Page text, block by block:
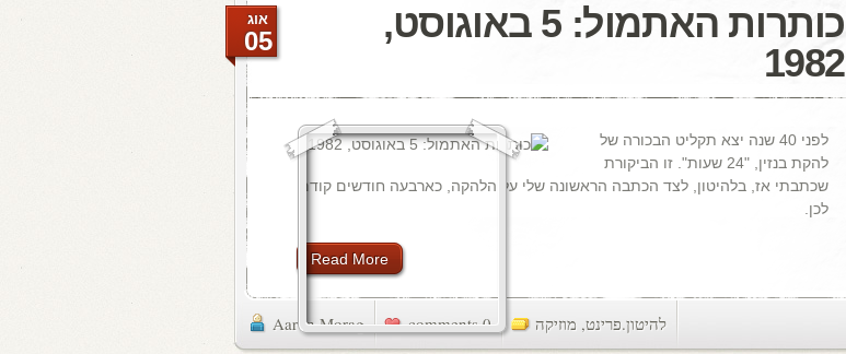
כותרות האתמול: 5 באוגוסט,
1982
אוג
05
לפני 40 שנה יצא תקליט הבכורה של
להקת בנזין, "24 שעות". זו הביקורת
שכתבתי אז, בלהיטון, לצד הכתבה הראשונה שלי על הלהקה, כארבעה חודשים קודם
לכן.
Read More
Aaron Morag 0 comments להיטון.פרינט, מוזיקה